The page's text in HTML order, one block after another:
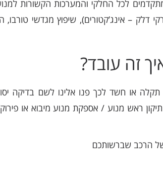
לכל החלקי והמערכות הקשורות למנוע
– אינג’קטורים), שיפוץ מגדשי טורבו,
זה עובד?
או חשד לכך פנו אלינו לשם בדיקה
ראש מנוע / אספקת מנוע מיבוא או
הרכב שברשותכם